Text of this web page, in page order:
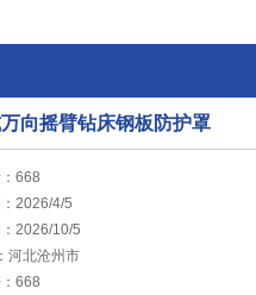
向摇臂钻床钢板防护罩
668
2026/4/5
2026/10/5
河北沧州市
668